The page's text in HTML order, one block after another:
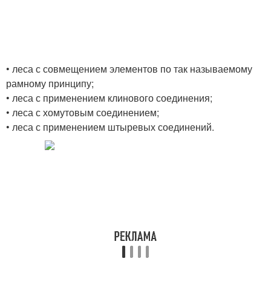
• леса с совмещением элементов по так называемому
рамному принципу;
• леса с применением клинового соединения;
• леса с хомутовым соединением;
• леса с применением штыревых соединений.